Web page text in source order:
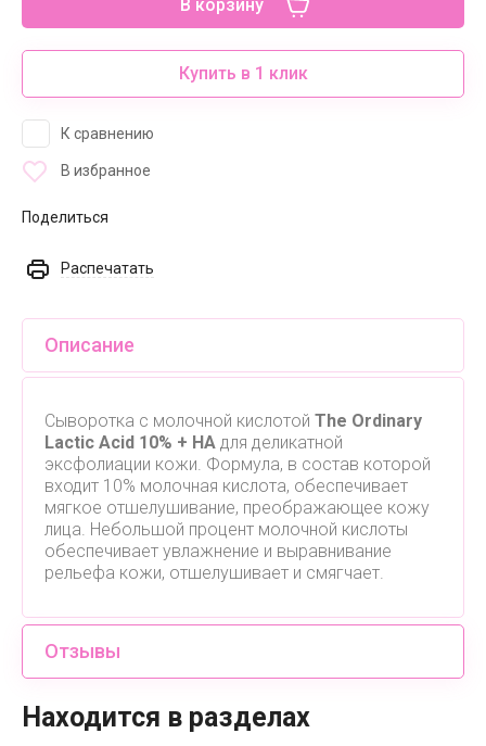
В корзину
Купить в 1 клик
К сравнению
В избранное
Поделиться
Распечатать
Описание
Сыворотка с молочной кислотой The Ordinary
Lactic Acid 10% + HA для деликатной
эксфолиации кожи. Формула, в состав которой
входит 10% молочная кислота, обеспечивает
мягкое отшелушивание, преображающее кожу
лица. Небольшой процент молочной кислоты
обеспечивает увлажнение и выравнивание
рельефа кожи, отшелушивает и смягчает.
Отзывы
Находится в разделах